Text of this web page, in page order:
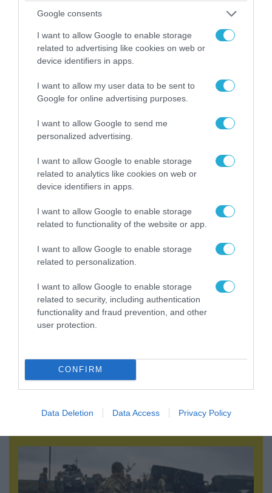
Google consents
I want to allow Google to enable storage
related to advertising like cookies on web or
device identifiers in apps.
I want to allow my user data to be sent to
Google for online advertising purposes.
I want to allow Google to send me
personalized advertising.
I want to allow Google to enable storage
related to analytics like cookies on web or
device identifiers in apps.
I want to allow Google to enable storage
related to functionality of the website or app.
I want to allow Google to enable storage
related to personalization.
I want to allow Google to enable storage
related to security, including authentication
functionality and fraud prevention, and other
user protection.
CONFIRM
Data Deletion Data Access Privacy Policy
06.08.2026 | 09:02
ΗΠΑ: Το τελευταίο μήνυμα της μητέρας στον
πρώην σύζυγό της πριν από τη δολοφονία των
06.08.2026 | 21:02
Τελεσίγραφο του Ιράν στις χώρες του Κόλπου:
«Σταματήστε τον Τραμπ αλλιώς θα σας
χτυπήσουμε σκληρά»